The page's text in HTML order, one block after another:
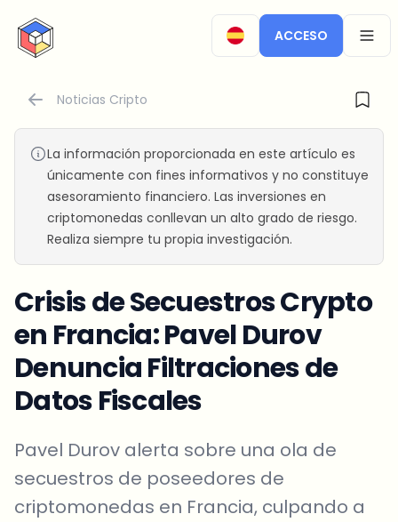
CryptoTicker
ACCESO
Noticias Cripto
La información proporcionada en este artículo es
únicamente con fines informativos y no constituye
asesoramiento financiero. Las inversiones en
criptomonedas conllevan un alto grado de riesgo.
Realiza siempre tu propia investigación.
Crisis de Secuestros Crypto
en Francia: Pavel Durov
Denuncia Filtraciones de
Datos Fiscales
Pavel Durov alerta sobre una ola de
secuestros de poseedores de
criptomonedas en Francia, culpando a